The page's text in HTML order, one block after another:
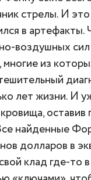
стрелы. И
в артефакты.
воздушных сил
из
лет жизни. И
найденные
долларов в
клад где-то